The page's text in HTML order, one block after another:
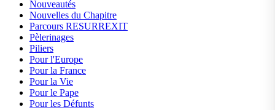
Nouveautés
Nouvelles du Chapitre
Parcours RESURREXIT
Pèlerinages
Piliers
Pour l'Europe
Pour la France
Pour la Vie
Pour le Pape
Pour les Défunts